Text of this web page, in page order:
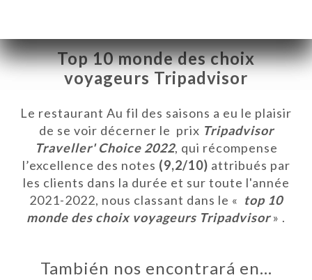
Top 10 monde des choix
voyageurs Tripadvisor
Le restaurant Au fil des saisons a eu le plaisir
de se voir décerner le prix Tripadvisor
Traveller' Choice 2022, qui récompense
l’excellence des notes (9,2/10) attribués par
les clients dans la durée et sur toute l'année
2021-2022, nous classant dans le « top 10
monde des choix voyageurs Tripadvisor» .
También nos encontrará en…